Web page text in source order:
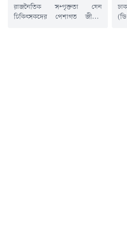
রাজনৈতিক সম্পৃক্ততা যেন
চিকিৎসকদের পেশাগত জীবনে